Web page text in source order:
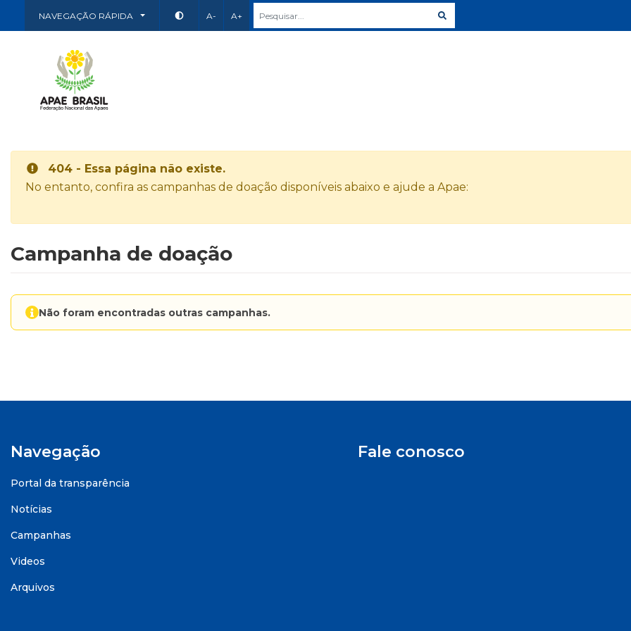
NAVEGAÇÃO RÁPIDA A- A+
404 - Essa página não existe.
No entanto, confira as campanhas de doação disponíveis abaixo e ajude a Apae:
Campanha de doação
Não foram encontradas outras campanhas.
Navegação
Portal da transparência
Notícias
Campanhas
Videos
Arquivos
Fale conosco